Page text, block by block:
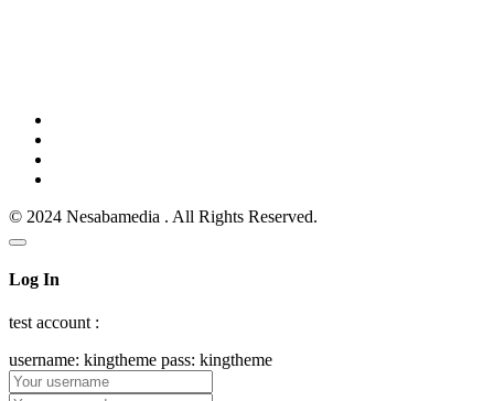
© 2024 Nesabamedia . All Rights Reserved.
Log In
test account :
username: kingtheme pass: kingtheme